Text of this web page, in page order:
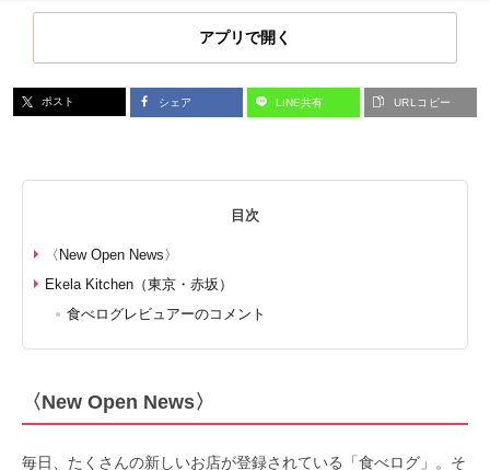
アプリで開く
ポスト シェア LINE共有 URLコピー
目次
〈New Open News〉
Ekela Kitchen（東京・赤坂）
食べログレビュアーのコメント
〈New Open News〉
毎日、たくさんの新しいお店が登録されている「食べログ」。そ